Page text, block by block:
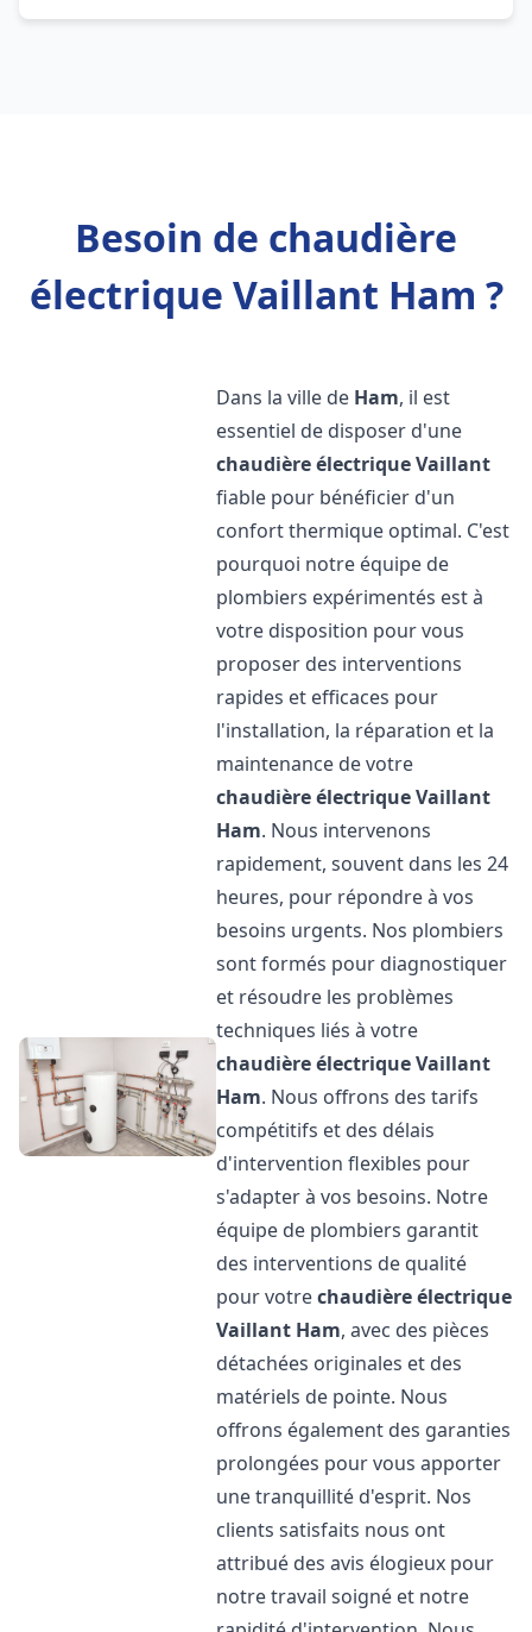
Besoin de chaudière
électrique Vaillant Ham ?
Dans la ville de Ham, il est
essentiel de disposer d'une
chaudière électrique Vaillant
fiable pour bénéficier d'un
confort thermique optimal. C'est
pourquoi notre équipe de
plombiers expérimentés est à
votre disposition pour vous
proposer des interventions
rapides et efficaces pour
l'installation, la réparation et la
maintenance de votre
chaudière électrique Vaillant
Ham. Nous intervenons
rapidement, souvent dans les 24
heures, pour répondre à vos
besoins urgents. Nos plombiers
sont formés pour diagnostiquer
et résoudre les problèmes
techniques liés à votre
chaudière électrique Vaillant
Ham. Nous offrons des tarifs
compétitifs et des délais
d'intervention flexibles pour
s'adapter à vos besoins. Notre
équipe de plombiers garantit
des interventions de qualité
pour votrechaudière électrique
Vaillant Ham, avec des pièces
détachées originales et des
matériels de pointe. Nous
offrons également des garanties
prolongées pour vous apporter
une tranquillité d'esprit. Nos
clients satisfaits nous ont
attribué des avis élogieux pour
notre travail soigné et notre